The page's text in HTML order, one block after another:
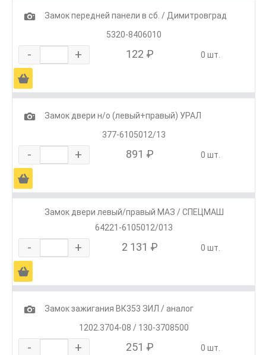
1
Замок передней панели в сб. / Димитровград
5320-8406010
- + 122 ₽ 0 шт.
Ä
1
Замок двери н/о (левый+правый) УРАЛ
377-6105012/13
- + 891 ₽ 0 шт.
Ä
Замок двери левый/правый МАЗ / СПЕЦМАШ
64221-6105012/013
- + 2 131 ₽ 0 шт.
Ä
1
Замок зажигания ВК353 ЗИЛ / аналог
1202.3704-08 / 130-3708500
- + 251 ₽ 0 шт.